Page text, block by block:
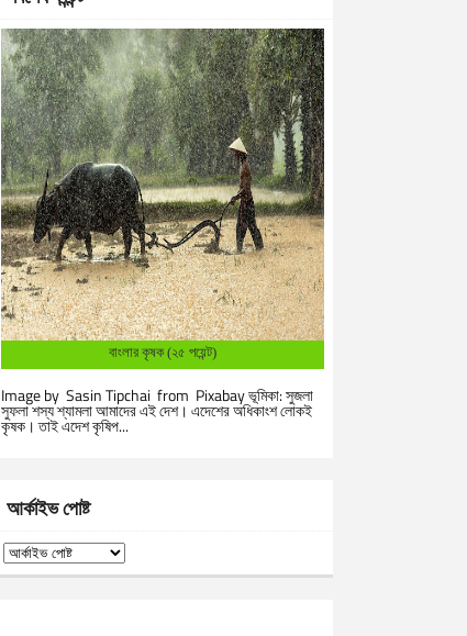
বাংলার কৃষক (২৫ পয়েন্ট)
Image by Sasin Tipchai from Pixabay ভূমিকা: সুজলা
সুফলা শস্য শ্যামলা আমাদের এই দেশ। এদেশের অধিকাংশ লোকই
কৃষক। তাই এদেশ কৃষিপ...
আর্কাইভ পোষ্ট